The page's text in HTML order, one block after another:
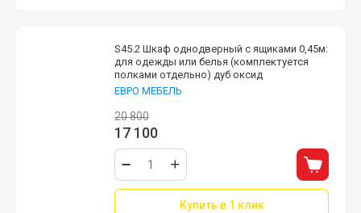
S45.2 Шкаф однодверный с ящиками 0,45м:
для одежды или белья (комплектуется
полками отдельно) дуб оксид
ЕВРО МЕБЕЛЬ
20 800
17 100
Купить в 1 клик